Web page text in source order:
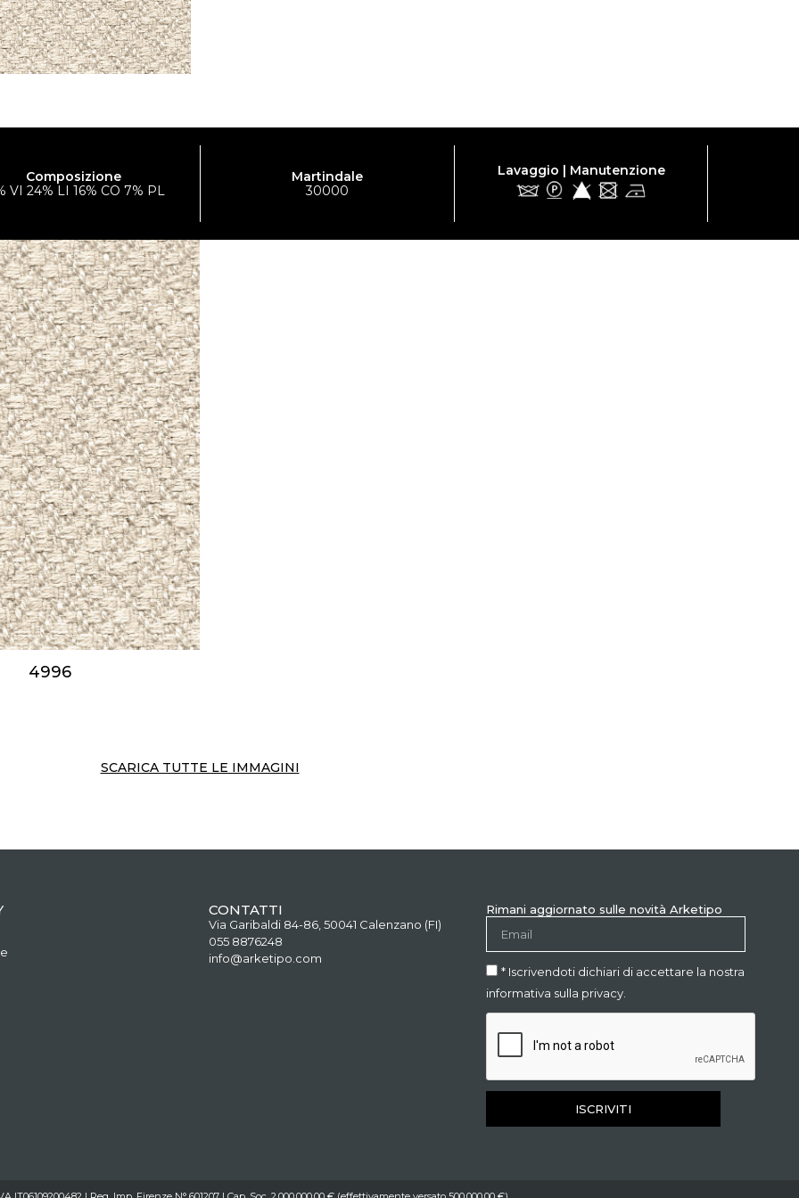
Composizione
VI 24% LI 16% CO 7% PL
Martindale
30000
Lavaggio | Manutenzione
4996
SCARICA TUTTE LE IMMAGINI
CONTATTI
Via Garibaldi 84-86, 50041 Calenzano (FI)
055 8876248
info@arketipo.com
Rimani aggiornato sulle novità Arketipo
* Iscrivendoti dichiari di accettare la nostra
informativa sulla privacy.
ISCRIVITI